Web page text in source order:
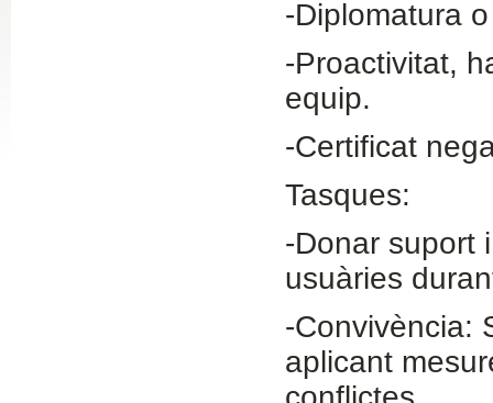
-Diplomatura
-Proactivitat,
equip.
-Certificat
Tasques:
-Donar suport
usuàries
-Convivència:
aplicant